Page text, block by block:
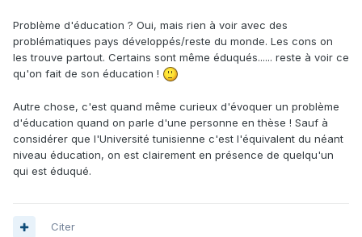
Problème d'éducation ? Oui, mais rien à voir avec des
problématiques pays développés/reste du monde. Les cons on
les trouve partout. Certains sont même éduqués...... reste à voir ce
qu'on fait de son éducation !
Autre chose, c'est quand même curieux d'évoquer un problème
d'éducation quand on parle d'une personne en thèse ! Sauf à
considérer que l'Université tunisienne c'est l'équivalent du néant
niveau éducation, on est clairement en présence de quelqu'un
qui est éduqué.
Citer